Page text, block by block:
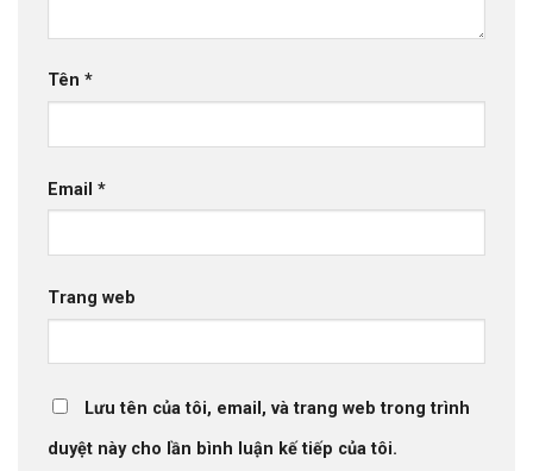
Tên *
Email *
Trang web
Lưu tên của tôi, email, và trang web trong trình
duyệt này cho lần bình luận kế tiếp của tôi.